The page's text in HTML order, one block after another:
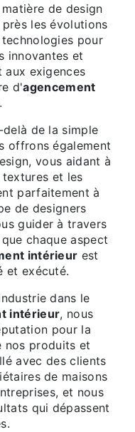
de design
les évolutions
pour
innovantes et
aux exigences
d'agencement
.
de la simple
offrons également
vous aidant à
et les
parfaitement à
de designers
guider à travers
chaque aspect
intérieur est
et exécuté.
dans le
intérieur, nous
pour la
nos produits et
avec des clients
de maisons
et nous
qui dépassent